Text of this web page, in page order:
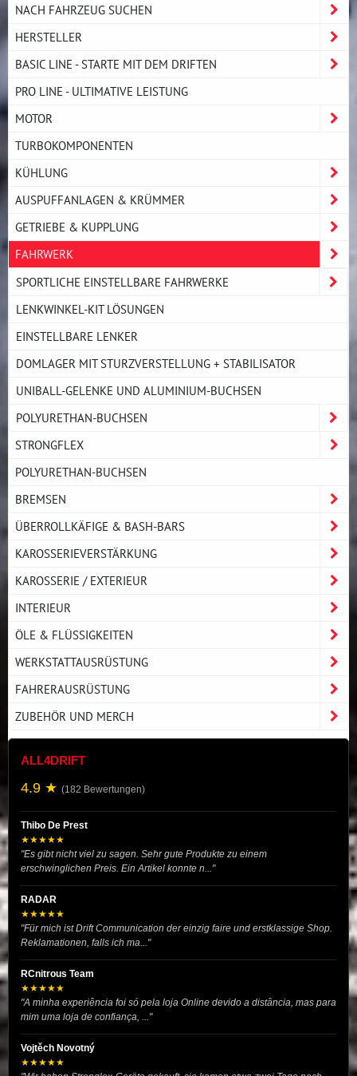
NACH FAHRZEUG SUCHEN
HERSTELLER
BASIC LINE - STARTE MIT DEM DRIFTEN
PRO LINE - ULTIMATIVE LEISTUNG
MOTOR
TURBOKOMPONENTEN
KÜHLUNG
AUSPUFFANLAGEN & KRÜMMER
GETRIEBE & KUPPLUNG
FAHRWERK
SPORTLICHE EINSTELLBARE FAHRWERKE
LENKWINKEL-KIT LÖSUNGEN
EINSTELLBARE LENKER
DOMLAGER MIT STURZVERSTELLUNG + STABILISATOR
UNIBALL-GELENKE UND ALUMINIUM-BUCHSEN
POLYURETHAN-BUCHSEN
STRONGFLEX
POLYURETHAN-BUCHSEN
BREMSEN
ÜBERROLLKÄFIGE & BASH-BARS
KAROSSERIEVERSTÄRKUNG
KAROSSERIE / EXTERIEUR
INTERIEUR
ÖLE & FLÜSSIGKEITEN
WERKSTATTAUSRÜSTUNG
FAHRERAUSRÜSTUNG
ZUBEHÖR UND MERCH
ALL4DRIFT
4.9 ★ (182 Bewertungen)
Thibo De Prest
★★★★★
"Es gibt nicht viel zu sagen. Sehr gute Produkte zu einem
erschwinglichen Preis. Ein Artikel konnte n..."
RADAR
★★★★★
"Für mich ist Drift Communication der einzig faire und erstklassige Shop.
Reklamationen, falls ich ma..."
RCnitrous Team
★★★★★
"A minha experiência foi só pela loja Online devido a distância, mas para
mim uma loja de confiança, ..."
Vojtěch Novotný
★★★★★